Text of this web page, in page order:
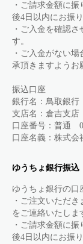
・ご請求金額に
後4日以内にお振
・ご入金を確認
す。
・ご入金がない
承頂きますようお
振込口座
銀行名：鳥取銀行
支店名：倉吉支店
口座番号：普通
口座名義：株式会
ゆうちょ銀行振込
ゆうちょ銀行の口
・ご注文いただ
をご連絡いたしま
・ご請求金額に
後4日以内にお振